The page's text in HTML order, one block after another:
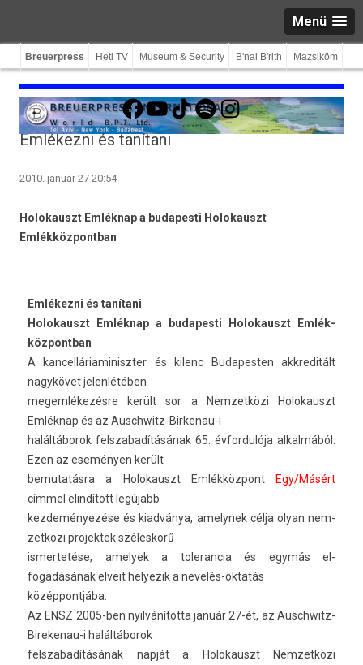
Menü
Breuerpress Heti TV Museum & Security B'nai B'rith Mazsiköm
Facebook
YouTube
TikTokSpotifyInstagram
Emlékezni és tanítani
2010. január 27 20:54
Holokauszt Emléknap a budapesti Holokauszt
Emlékközpontban
Emlékezni és tanítani
Holokauszt Emléknap a budapes­ti Holokauszt Em­lék­
központban
A kan­celláriaminiszt­er és kilenc Budapest­en akkreditált
nagykövet jelen­létéb­en
megem­lékezés­re került sor a Nem­zetközi Holokauszt
Emléknap és az Auschwitz-Birkenau-i
haláltáborok felszabadításának 65. évfor­dulója al­kal­mából.
Ezen az eseményen került
be­mutatás­ra a Holokauszt Emlékközpont
Egy/Másért
címmel elindított legújabb
kez­deményezése és kiadványa, amelynek célja olyan nem­
zetközi pro­jek­tek széleskörű
is­mertetése, amelyek a toleran­cia és egymás el­
fogadásának el­veit helyezik a nevelés-oktatás
közép­pontjába.
Az ENSZ 2005-ben nyilvánította január 27-ét, az Auschwitz-
Birekenau-i haláltáborok
felszabadításának napját a Holokauszt Nem­zetközi